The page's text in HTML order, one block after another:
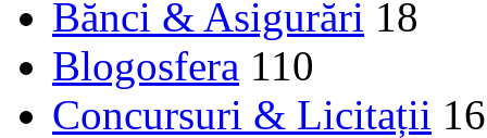
Bănci & Asigurări 18
Blogosfera 110
Concursuri & Licitații 16